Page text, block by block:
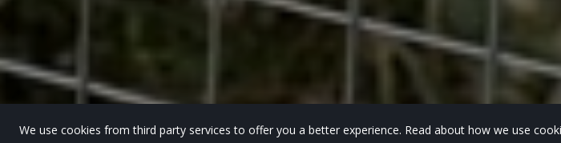
We use cookies from third party services to offer you a better experience. Read about how we use